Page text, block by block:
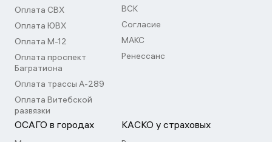
Оплата СВХ
Оплата ЮВХ
Оплата М-12
Оплата проспект
Багратиона
Оплата трассы А-289
Оплата Витебской
развязки
ВСК
Согласие
МАКС
Ренессанс
ОСАГО в городах КАСКО у страховых